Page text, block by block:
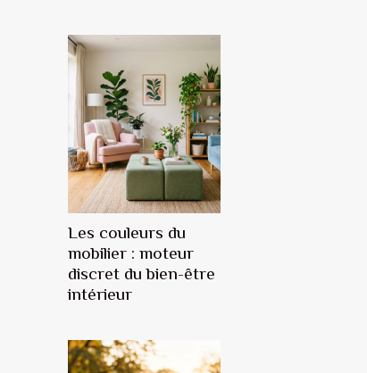
Les couleurs du
mobilier : moteur
discret du bien-être
intérieur